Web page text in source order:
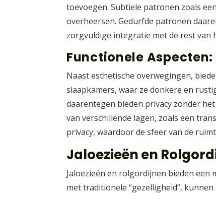
toevoegen. Subtiele patronen zoals
overheersen. Gedurfde patronen
zorgvuldige integratie met de rest van
Functionele
Naast esthetische overwegingen,
slaapkamers, waar ze donkere en
daarentegen bieden privacy zonder
van verschillende lagen, zoals een
privacy, waardoor de sfeer van de
Jaloezieën en
Jaloezieën en rolgordijnen bieden een
met traditionele “gezelligheid”,